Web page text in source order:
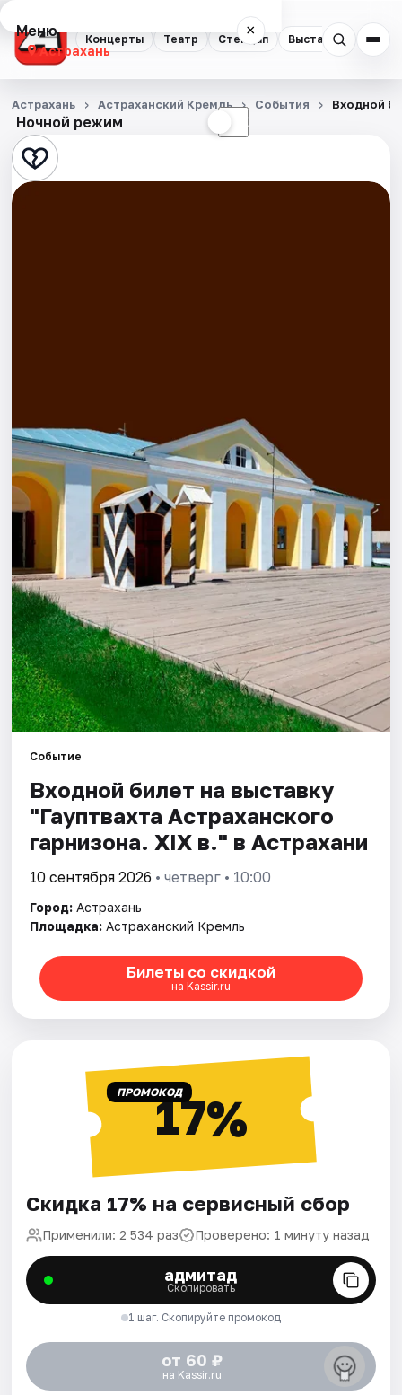
Концерты Театр Стендап Выставки
Меню ×
Астрахань
Концерты
Театр
Стендап
Города
Площадки
Артисты
Рейтинги
Ночной режим ☾
Астрахань Астраханский Кремль События Входной
Событие
Входной билет на выставку
"Гауптвахта Астраханского
гарнизона. XIX в." в Астрахани
10 сентября 2026 • четверг • 10:00
Город: Астрахань
Площадка: Астраханский Кремль
Билеты со скидкой
на Kassir.ru
ПРОМОКОД17%
Скидка 17% на сервисный сбор
Применили: 2 534 раз Проверено: 1 минуту назад
адмитад
Скопировать
1 шаг. Скопируйте промокод
от 60 ₽
на Kassir.ru